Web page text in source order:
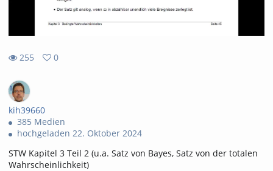
255
views
0
favorites
kih39660
385 Medien
hochgeladen 22. Oktober 2024
STW Kapitel 3 Teil 2 (u.a. Satz von Bayes, Satz von der totalen
Wahrscheinlichkeit)